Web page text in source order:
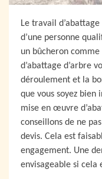
Le travail
d’une personne
un bûcheron
d’abattage d’arbre
déroulement et la
que vous soyez
mise en œuvre
conseillons de ne
devis. Cela est
engagement. Une
envisageable si cela